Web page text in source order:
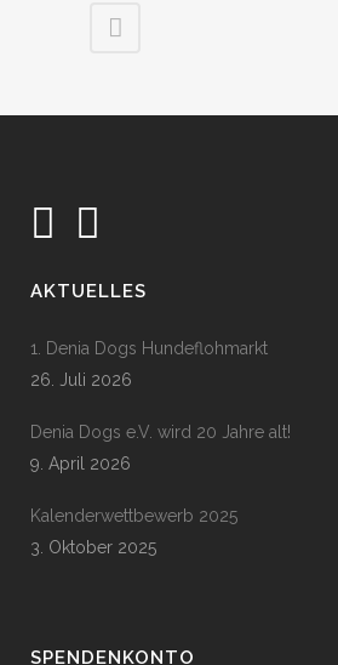
AKTUELLES
1. Denia Dogs Hundeflohmarkt
26. Juli 2026
Denia Dogs e.V. wird 20 Jahre alt!
9. April 2026
Kalenderwettbewerb 2025
3. Oktober 2025
SPENDENKONTO